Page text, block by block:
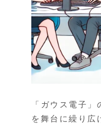
「ガウス電子
を舞台に繰り広